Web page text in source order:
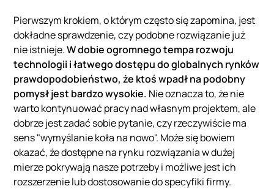
Pierwszym krokiem, o którym często się zapomina, jest
dokładne sprawdzenie, czy podobne rozwiązanie już
nie istnieje.W dobie ogromnego tempa rozwoju
technologii i łatwego dostępu do globalnych rynków
prawdopodobieństwo, że ktoś wpadł na podobny
pomysł jest bardzo wysokie. Nie oznacza to, że nie
warto kontynuować pracy nad własnym projektem, ale
dobrze jest zadać sobie pytanie, czy rzeczywiście ma
sens "wymyślanie koła na nowo". Może się bowiem
okazać, że dostępne na rynku rozwiązania w dużej
mierze pokrywają nasze potrzeby i możliwe jest ich
rozszerzenie lub dostosowanie do specyfiki firmy.